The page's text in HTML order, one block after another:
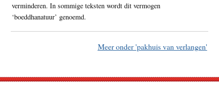
verminderen. In sommige teksten wordt dit vermogen
‘boeddhanatuur’ genoemd.
Meer onder 'pakhuis van verlangen'